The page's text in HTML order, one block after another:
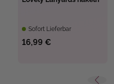
Sofort Lieferbar
16,99 €